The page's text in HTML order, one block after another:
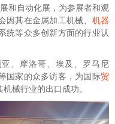
和自动化展，为参展者和观
其在金属加工机械、 机器
统等众多创新方面的行业认
、摩洛哥、埃及、罗马尼
国家的众多访客，为国际贸
械行业的出口成功。